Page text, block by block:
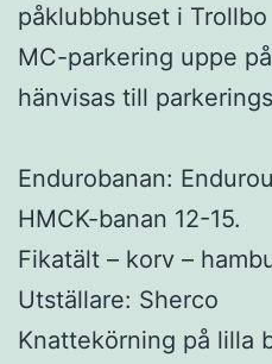
påklubbhuset i Trollbo
MC-parkering uppe
hänvisas till
Endurobanan:
HMCK-banan 12-15.
Fikatält – korv –
Utställare: Sherco
Knattekörning på lilla